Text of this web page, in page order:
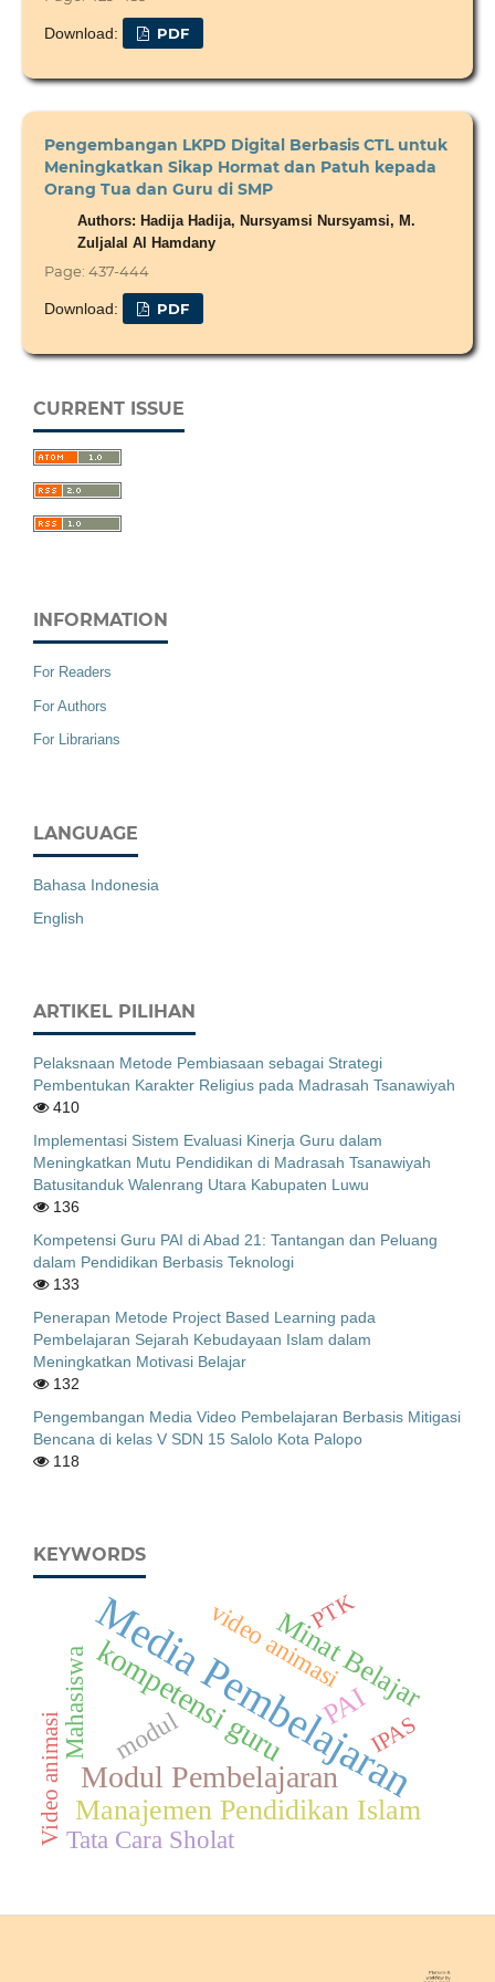
Download: PDF
Pengembangan LKPD Digital Berbasis CTL untuk
Meningkatkan Sikap Hormat dan Patuh kepada
Orang Tua dan Guru di SMP
Authors: Hadija Hadija, Nursyamsi Nursyamsi, M.
Zuljalal Al Hamdany
Page: 437-444
Download: PDF
CURRENT ISSUE
INFORMATION
For Readers
For Authors
For Librarians
LANGUAGE
Bahasa Indonesia
English
ARTIKEL PILIHAN
Pelaksnaan Metode Pembiasaan sebagai Strategi
Pembentukan Karakter Religius pada Madrasah Tsanawiyah
410
Implementasi Sistem Evaluasi Kinerja Guru dalam
Meningkatkan Mutu Pendidikan di Madrasah Tsanawiyah
Batusitanduk Walenrang Utara Kabupaten Luwu
136
Kompetensi Guru PAI di Abad 21: Tantangan dan Peluang
dalam Pendidikan Berbasis Teknologi
133
Penerapan Metode Project Based Learning pada
Pembelajaran Sejarah Kebudayaan Islam dalam
Meningkatkan Motivasi Belajar
132
Pengembangan Media Video Pembelajaran Berbasis Mitigasi
Bencana di kelas V SDN 15 Salolo Kota Palopo
118
KEYWORDS
Media Pembelajaran
Modul Pembelajaran
kompetensi guru
Manajemen Pendidikan Islam
PAI
Minat Belajar
video animasi
Tata Cara Sholat
modul
Mahasiswa
PTK
Video animasi IPAS